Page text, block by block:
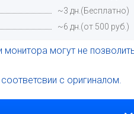
~3 дн.(Бесплатно)
~6 дн.(от 500 руб.)
могут не
с оригиналом.